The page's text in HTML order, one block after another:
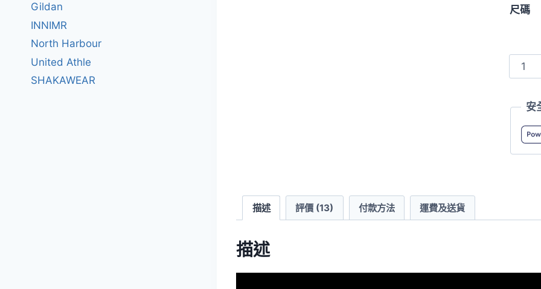
尺碼
Gildan
6800
Cotton
量
安
描述 評價 (13) 付款方法 運費及送貨
描述
Gildan
INNIMR
North Harbour
United Athle
SHAKAWEAR